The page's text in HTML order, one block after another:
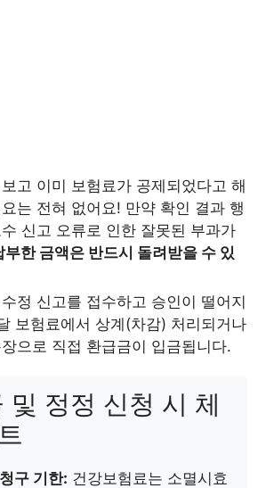
고 이미 보험료가 공제되었다고 해
는 전혀 없어요! 만약 확인 결과 행
신고 오류로 인한 잘못된 부과가
부한 금액은 반드시 돌려받을 수 있
정 신고를 접수하고 승인이 떨어지
보험료에서 상계(차감) 처리되거나
으로 직접 환급금이 입금됩니다.
및 정정 신청 시 체
구 기한: 건강보험료는 소멸시효